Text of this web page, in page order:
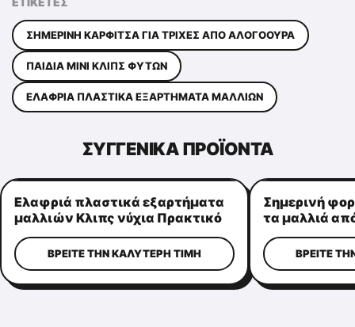
ΣΗΜΕΡΙΝΉ ΚΑΡΦΊΤΣΑ ΓΙΑ ΤΡΊΧΕΣ ΑΠΌ ΑΛΟΓΟΟΥΡΆ
ΠΑΙΔΙΆ ΜΊΝΙ ΚΛΙΠΣ ΦΥΤΏΝ
ΕΛΑΦΡΙΆ ΠΛΑΣΤΙΚΆ ΕΞΑΡΤΉΜΑΤΑ ΜΑΛΛΙΏΝ
ΣΥΓΓΕΝΙΚΆ ΠΡΟΪΌΝΤΑ
Ελαφριά πλαστικά εξαρτήματα
μαλλιών Κλιπς νύχια Πρακτικό
σχήμα στέμματος
ΒΡΕΊΤΕ ΤΗΝ ΚΑΛΎΤΕΡΗ ΤΙΜΉ
Σημερινή
τα μαλλιά
αλόγου,
τις κυρίες
ΒΡΕΊΤΕ